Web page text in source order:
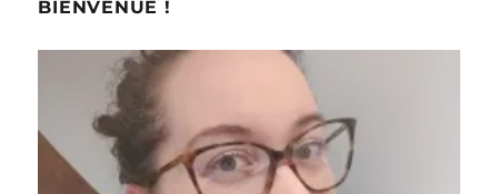
BIENVENUE !